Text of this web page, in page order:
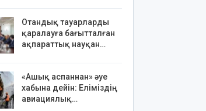
Отандық тауарларды
қаралауға бағытталған
ақпараттық науқан…
«Ашық аспаннан» әуе
хабына дейін: Еліміздің
авиациялық…